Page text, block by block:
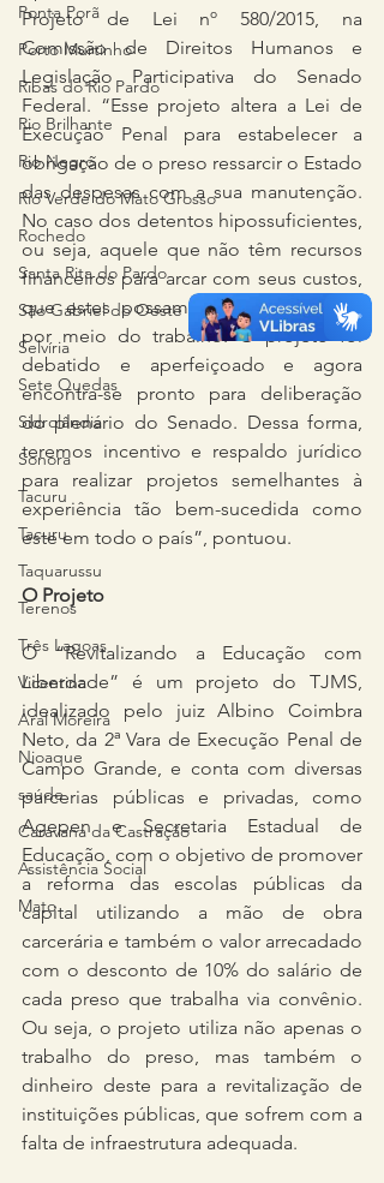
Ponta Porã
Porto Murtinho
Ribas do Rio Pardo
Rio Brilhante
Rio Negro
Rio Verde do Mato Grosso
Rochedo
Santa Rita do Pardo
São Gabriel do Oeste
Selvíria
Sete Quedas
Sidrolândia
Sonora
Tacuru
Tacuru
Taquarussu
Terenos
Três Lagoas
Vicentina
Aral Moreira
Nioaque
saúde
Caravana da Castração
Assistência Social
Mato
Projeto de Lei nº 580/2015, na
Comissão de Direitos Humanos e
Legislação Participativa do Senado
Federal. “Esse projeto altera a Lei de
Execução Penal para estabelecer a
obrigação de o preso ressarcir o Estado
das despesas com a sua manutenção.
No caso dos detentos hipossuficientes,
ou seja, aquele que não têm recursos
financeiros para arcar com seus custos,
que estes possam ressarcir o Estado
por meio do trabalho. O projeto foi
debatido e aperfeiçoado e agora
encontra-se pronto para deliberação
do plenário do Senado. Dessa forma,
teremos incentivo e respaldo jurídico
para realizar projetos semelhantes à
experiência tão bem-sucedida como
este em todo o país”, pontuou.
O Projeto
O “Revitalizando a Educação com
Liberdade” é um projeto do TJMS,
idealizado pelo juiz Albino Coimbra
Neto, da 2ª Vara de Execução Penal de
Campo Grande, e conta com diversas
parcerias públicas e privadas, como
Agepen e Secretaria Estadual de
Educação, com o objetivo de promover
a reforma das escolas públicas da
capital utilizando a mão de obra
carcerária e também o valor arrecadado
com o desconto de 10% do salário de
cada preso que trabalha via convênio.
Ou seja, o projeto utiliza não apenas o
trabalho do preso, mas também o
dinheiro deste para a revitalização de
instituições públicas, que sofrem com a
falta de infraestrutura adequada.